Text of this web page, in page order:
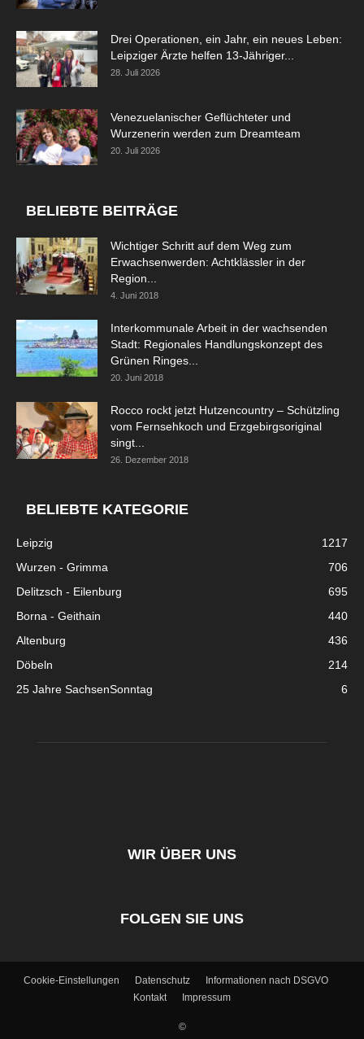
Drei Operationen, ein Jahr, ein neues Leben:
Leipziger Ärzte helfen 13-Jähriger...
28. Juli 2026
Venezuelanischer Geflüchteter und
Wurzenerin werden zum Dreamteam
20. Juli 2026
BELIEBTE BEITRÄGE
Wichtiger Schritt auf dem Weg zum
Erwachsenwerden: Achtklässler in der
Region...
4. Juni 2018
Interkommunale Arbeit in der wachsenden
Stadt: Regionales Handlungskonzept des
Grünen Ringes...
20. Juni 2018
Rocco rockt jetzt Hutzencountry – Schützling
vom Fernsehkoch und Erzgebirgsoriginal
singt...
26. Dezember 2018
BELIEBTE KATEGORIE
Leipzig
1217
Wurzen - Grimma
706
Delitzsch - Eilenburg
695
Borna - Geithain
440
Altenburg
436
Döbeln
214
25 Jahre SachsenSonntag
6
WIR ÜBER UNS
FOLGEN SIE UNS
Cookie-Einstellungen Datenschutz
Informationen nach DSGVO
Kontakt
Impressum
©